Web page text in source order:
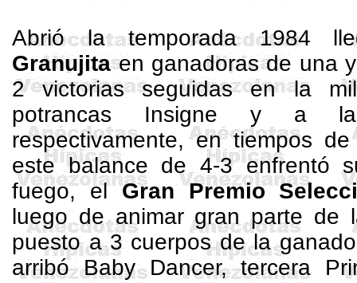
Abrió la temporada 1984
Granujitaen ganadoras de una
2 victorias seguidas en la
potrancas Insigne y a
respectivamente, en tiempos de
este balance de 4-3 enfrentó
fuego, elGran Premio
luego de animar gran parte de
puesto a 3 cuerpos de la
arribóBaby Dancer, tercera